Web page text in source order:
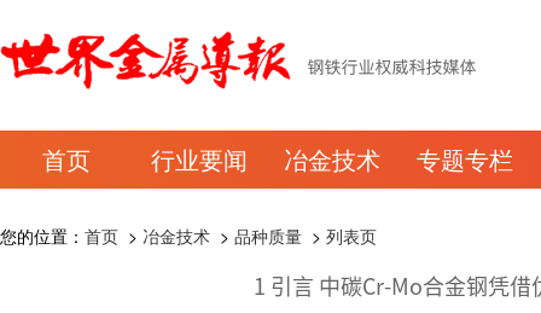
首页 行业要闻 冶金技术 专题专栏
您的位置： 首页 > 冶金技术 > 品种质量 > 列表页
1 引言 中碳Cr-Mo合金钢凭借优异的强度和耐热性，在冷成型条件下仍能